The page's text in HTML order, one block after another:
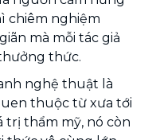
chiêm nghiệm
mà mỗi tác giả
thức.
nghệ thuật là
thuộc từ xưa tới
trị thẩm mỹ, nó còn